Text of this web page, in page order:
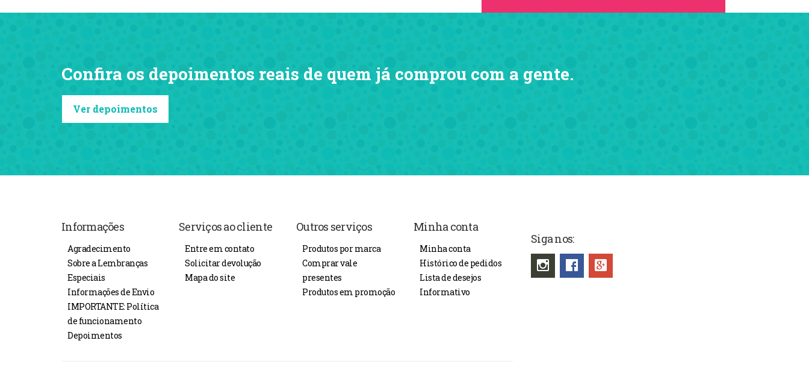
Confira os depoimentos reais de quem já comprou com a gente.
Ver depoimentos
Informações
Agradecimento
Sobre a Lembranças
Especiais
Informações de Envio
IMPORTANTE: Política
de funcionamento
Depoimentos
Serviços ao cliente
Entre em contato
Solicitar devolução
Mapa do site
Outros serviços
Produtos por marca
Comprar vale
presentes
Produtos em promoção
Minha conta
Minha conta
Histórico de pedidos
Lista de desejos
Informativo
Siga nos: